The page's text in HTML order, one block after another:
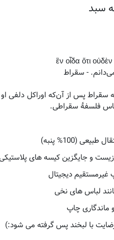
سبد
سقراط پس از آن‌که اوراکل دلفی او
فلسفۀ سقراطی.
(100% پنبه)
و جایگزین کیسه های
دیجیتال
لباس های نخی
چاپ
با لبخند پس گرفته می شود:)